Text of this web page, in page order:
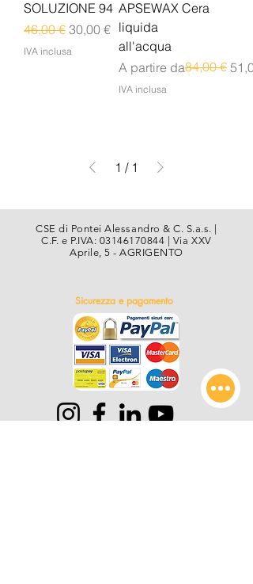
SOLUZIONE 94
Prezzo regolare
46,00 € Prezzo scontato
30,00 €
IVA inclusa
APSEWAX Cera
liquida
all'acqua
A partire da
Prezzo regolare84,00 €
Prezzo scontato
IVA inclusa
1 / 1
CSE di Pontei Alessandro & C. S.a.s. |
C.F. e P.IVA: 03146170844 | Via XXV
Aprile, 5 - AGRIGENTO
Sicurezza e pagamento